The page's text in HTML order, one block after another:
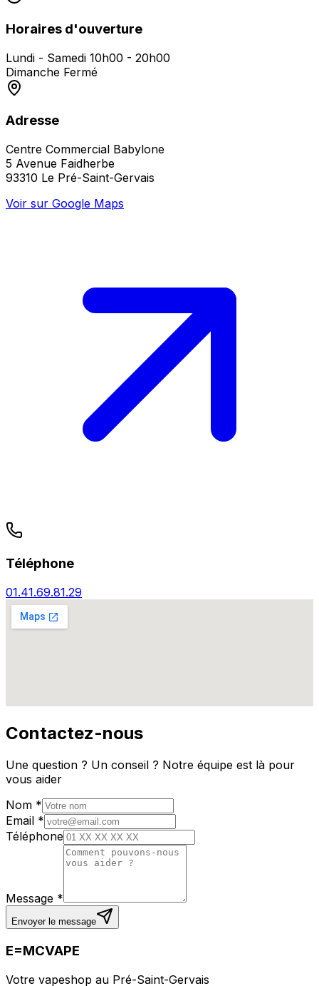
Horaires d'ouverture
Lundi - Samedi 10h00 - 20h00
Dimanche Fermé
Adresse
Centre Commercial Babylone
5 Avenue Faidherbe
93310 Le Pré-Saint-Gervais
Voir sur Google Maps
Téléphone
01.41.69.81.29
Contactez-nous
Une question ? Un conseil ? Notre équipe est là pour
vous aider
Nom *
Email *
Téléphone
Message *
Envoyer le message
E=MCVAPE
Votre vapeshop au Pré-Saint-Gervais